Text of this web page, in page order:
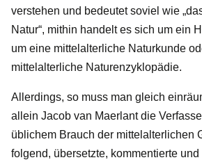
verstehen und bedeutet soviel wie
Natur“, mithin handelt es sich um ein
um eine mittelalterliche Naturkunde
mittelalterliche Naturenzyklopädie.
Allerdings, so muss man gleich
allein Jacob van Maerlant die
üblichem Brauch der mittelalterlichen
folgend, übersetzte, kommentierte